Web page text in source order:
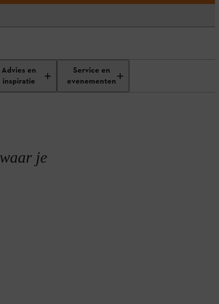
Advies en
inspiratie
Service en
evenementen
ion-accu’s opladen
je